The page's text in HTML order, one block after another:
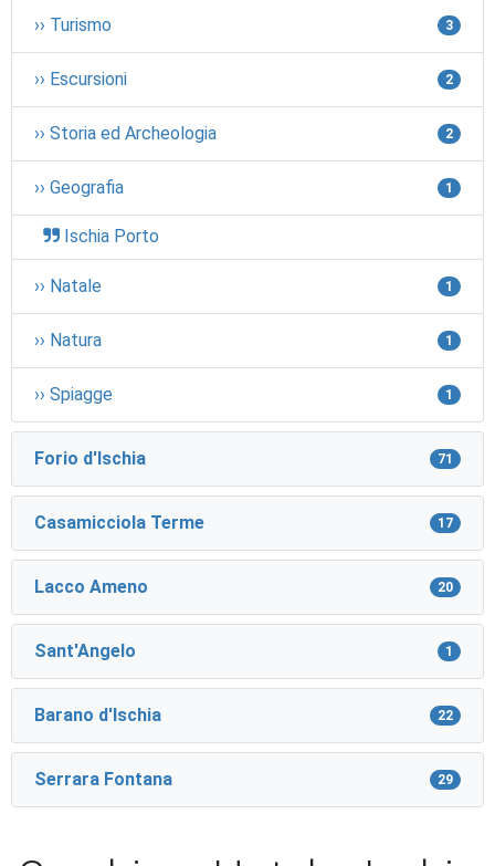
›› Turismo 3
›› Escursioni 2
›› Storia ed Archeologia 2
›› Geografia 1
Ischia Porto
›› Natale 1
›› Natura 1
›› Spiagge 1
Forio d'Ischia 71
Casamicciola Terme 17
Lacco Ameno 20
Sant'Angelo 1
Barano d'Ischia 22
Serrara Fontana 29